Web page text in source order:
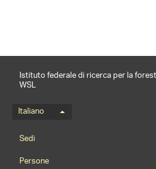
Istituto federale di ricerca per la
WSL
Menu della lingua
Italiano
Footernavigation
Sedi
Persone